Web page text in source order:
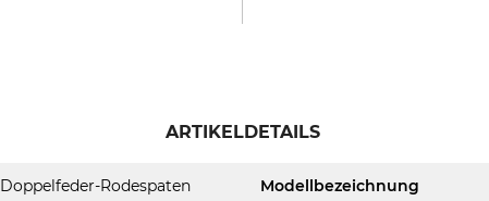
ARTIKELDETAILS
Doppelfeder-Rodespaten Modellbezeichnung